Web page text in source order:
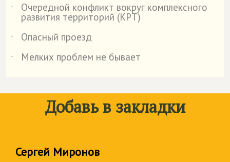
˙
Очередной конфликт вокруг комплексного
развития территорий (КРТ)
˙
Опасный проезд
˙
Мелких проблем не бывает
Добавь в закладки
Сергей Миронов